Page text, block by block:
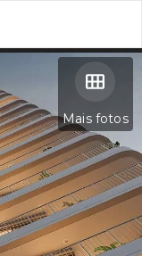
Mais fotos